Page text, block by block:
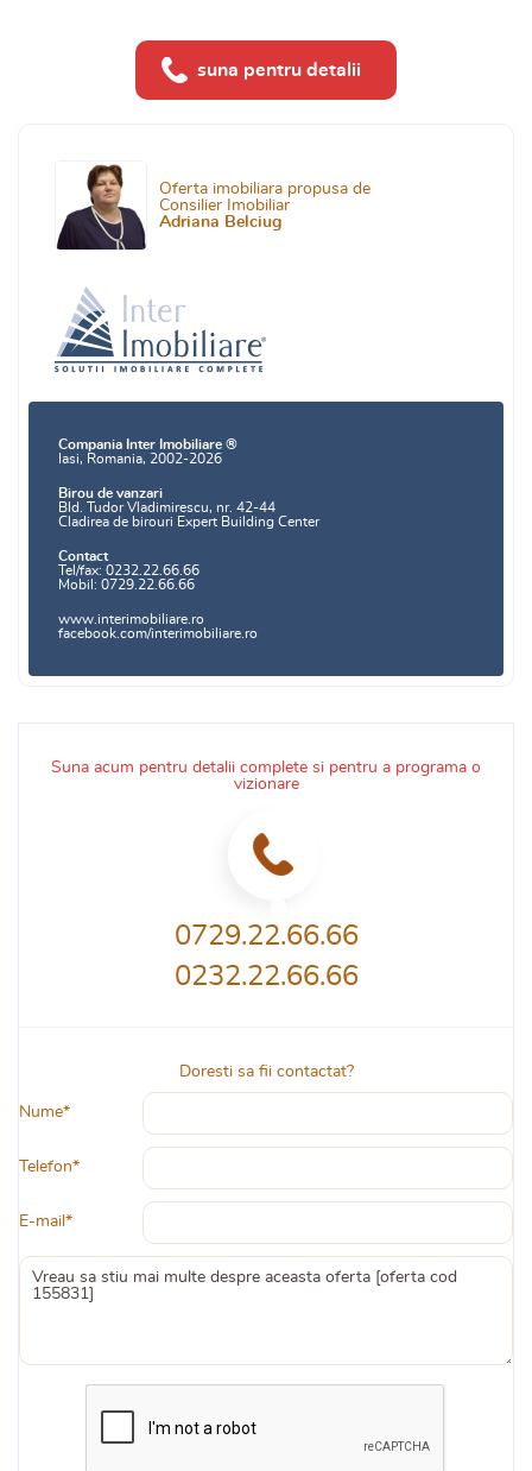
Suna acum pentru detalii complete si pentru a programa o
vizionare
0729.22.66.66
0232.22.66.66
Doresti sa fii contactat?
Nume*
Telefon*
E-mail*
suna pentru detalii
Oferta imobiliara propusa de
Consilier Imobiliar
Adriana Belciug
Compania Inter Imobiliare ®
Iasi, Romania, 2002-2026
Birou de vanzari
Bld. Tudor Vladimirescu, nr. 42-44
Cladirea de birouri Expert Building Center
Contact
Tel/fax: 0232.22.66.66
Mobil: 0729.22.66.66
www.interimobiliare.ro
facebook.com/interimobiliare.ro